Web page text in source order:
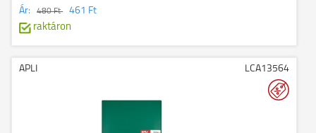
Ár: 480 Ft
461 Ft
raktáron
APLI LCA13564